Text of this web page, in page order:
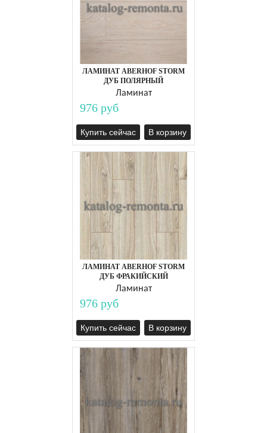
ЛАМИНАТ ABERHOF STORM
ДУБ ПОЛЯРНЫЙ
Ламинат
976 руб
Купить сейчас В корзину
ЛАМИНАТ ABERHOF STORM
ДУБ ФРАКИЙСКИЙ
Ламинат
976 руб
Купить сейчас В корзину